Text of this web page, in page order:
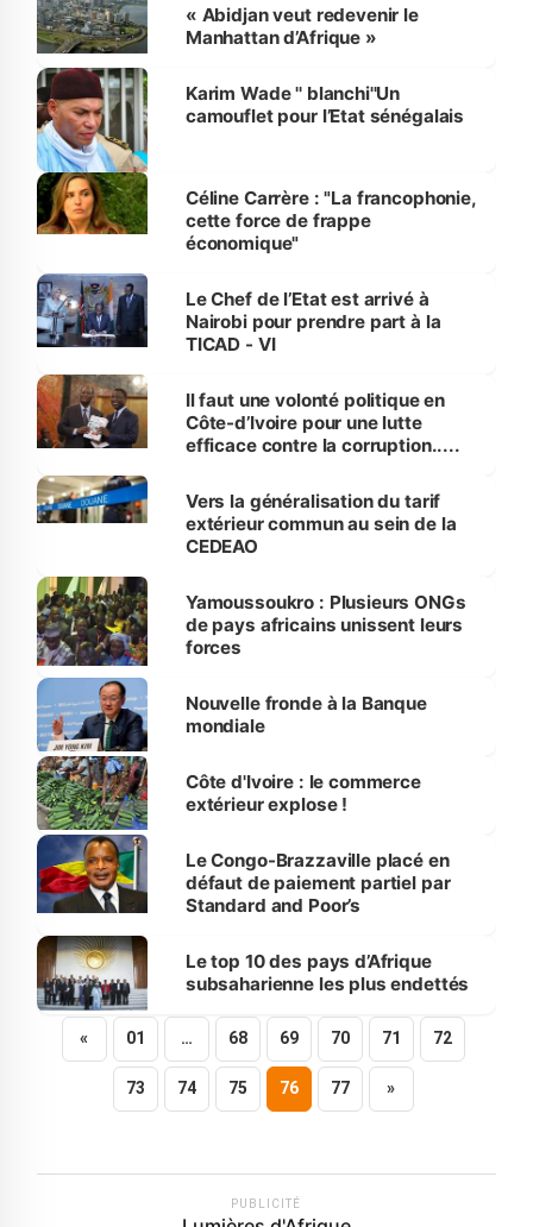
« Abidjan veut redevenir le
Manhattan d’Afrique »
Karim Wade '' blanchi''Un
camouflet pour l’Etat sénégalais
Céline Carrère : "La francophonie,
cette force de frappe
économique"
Le Chef de l’Etat est arrivé à
Nairobi pour prendre part à la
TICAD - VI
Il faut une volonté politique en
Côte-d’Ivoire pour une lutte
efficace contre la corruption.....
Vers la généralisation du tarif
extérieur commun au sein de la
CEDEAO
Yamoussoukro : Plusieurs ONGs
de pays africains unissent leurs
forces
Nouvelle fronde à la Banque
mondiale
Côte d'Ivoire : le commerce
extérieur explose !
Le Congo-Brazzaville placé en
défaut de paiement partiel par
Standard and Poor’s
Le top 10 des pays d’Afrique
subsaharienne les plus endettés
« 01 … 68 69 70 71 72
73 74 75 76 77 »
PUBLICITÉ